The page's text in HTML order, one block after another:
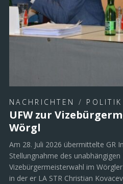
NACHRICHTEN / POLITIK
UFW zur
Wörgl
Am 28. Juli 2026 übermittelte GR
Stellungnahme des
Vizebürgermeisterwahl im
in der er LA STR Christian